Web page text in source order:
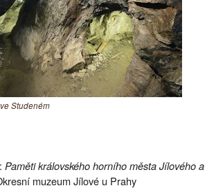
Studeném
Paměti královského horního města Jílového a
muzeum Jílové u Prahy